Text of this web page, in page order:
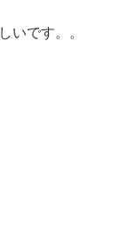
いです。。